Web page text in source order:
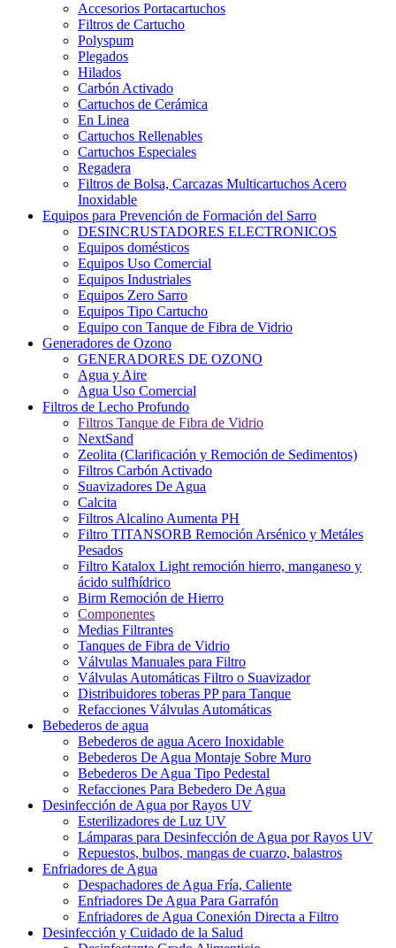
Accesorios Portacartuchos
Filtros de Cartucho
Polyspum
Plegados
Hilados
Carbón Activado
Cartuchos de Cerámica
En Linea
Cartuchos Rellenables
Cartuchos Especiales
Regadera
Filtros de Bolsa, Carcazas Multicartuchos Acero
Inoxidable
Equipos para Prevención de Formación del Sarro
DESINCRUSTADORES ELECTRONICOS
Equipos domésticos
Equipos Uso Comercial
Equipos Industriales
Equipos Zero Sarro
Equipos Tipo Cartucho
Equipo con Tanque de Fibra de Vidrio
Generadores de Ozono
GENERADORES DE OZONO
Agua y Aire
Agua Uso Comercial
Filtros de Lecho Profundo
Filtros Tanque de Fibra de Vidrio
NextSand
Zeolita (Clarificación y Remoción de Sedimentos)
Filtros Carbón Activado
Suavizadores De Agua
Calcita
Filtros Alcalino Aumenta PH
Filtro TITANSORB Remoción Arsénico y Metáles
Pesados
Filtro Katalox Light remoción hierro, manganeso y
ácido sulfhídrico
Birm Remoción de Hierro
Componentes
Medias Filtrantes
Tanques de Fibra de Vidrio
Válvulas Manuales para Filtro
Válvulas Automáticas Filtro o Suavizador
Distribuidores toberas PP para Tanque
Refacciones Válvulas Automáticas
Bebederos de agua
Bebederos de agua Acero Inoxidable
Bebederos De Agua Montaje Sobre Muro
Bebederos De Agua Tipo Pedestal
Refacciones Para Bebedero De Agua
Desinfección de Agua por Rayos UV
Esterilizadores de Luz UV
Lámparas para Desinfección de Agua por Rayos UV
Repuestos, bulbos, mangas de cuarzo, balastros
Enfriadores de Agua
Despachadores de Agua Fría, Caliente
Enfriadores De Agua Para Garrafón
Enfriadores de Agua Conexión Directa a Filtro
Desinfección y Cuidado de la Salud